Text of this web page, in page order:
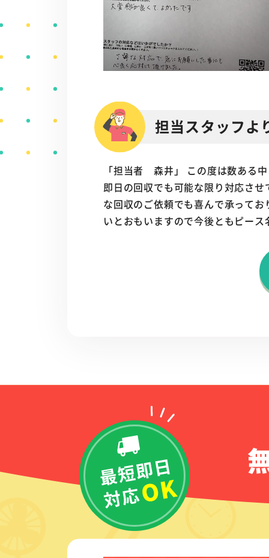
担当スタッフよ
「担当者 森井」 この度は数ある
即日の回収でも可能な限り対応さ
な回収のご依頼でも喜んで承って
いとおもいますので今後ともピー